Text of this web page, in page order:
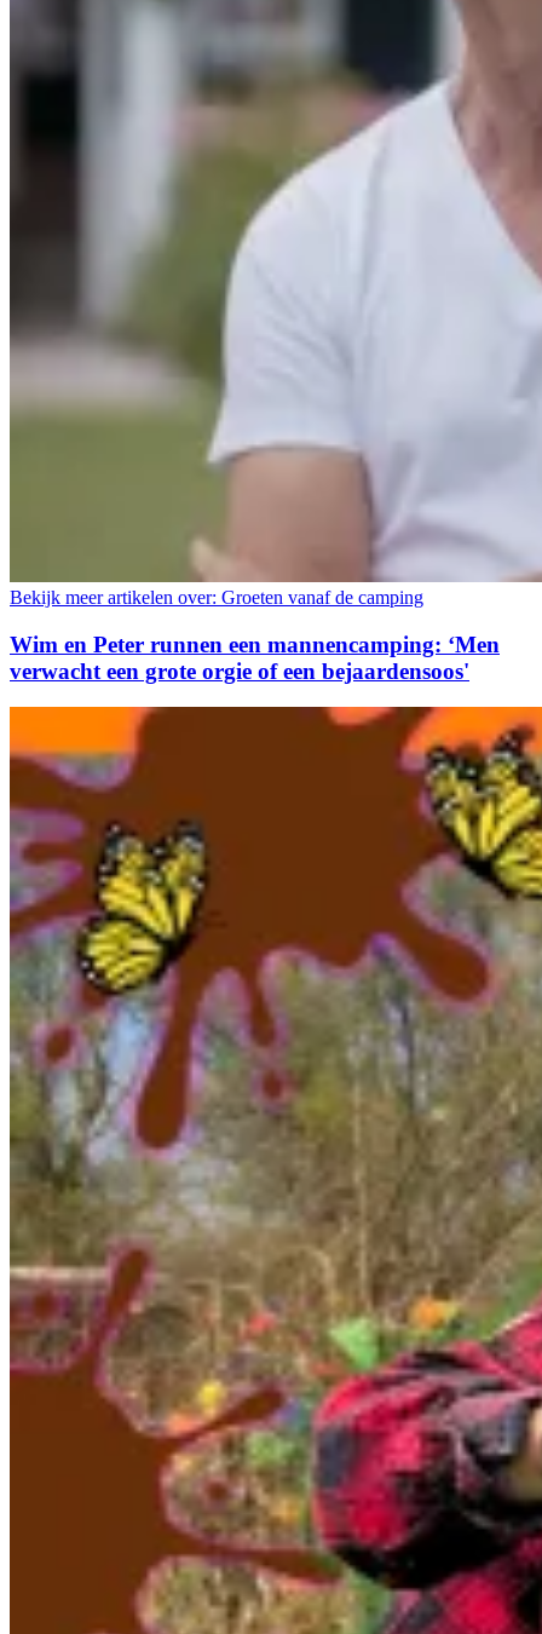
Bekijk meer artikelen over: Groeten vanaf de camping
Wim en Peter runnen een mannencamping: ‘Men
verwacht een grote orgie of een bejaardensoos'